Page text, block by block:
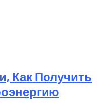
Как Получить